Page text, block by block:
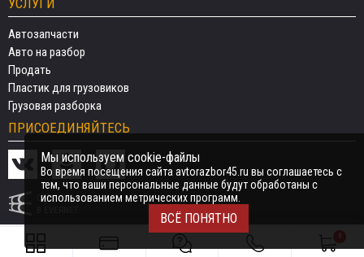
УСЛУГИ
Автозапчасти
Авто на разбор
Продать
Пластик для грузовиков
Грузовая разборка
ПРИСОЕДИНЯЙТЕСЬ
СДЕЛАНО
Мы используем cookie-файлы
Во время посещения сайта avtorazbor45.ru вы соглашаетесь с
тем, что ваши персональные данные будут обработаны с
использованием метрических программ.
ВСЁ ПОНЯТНО